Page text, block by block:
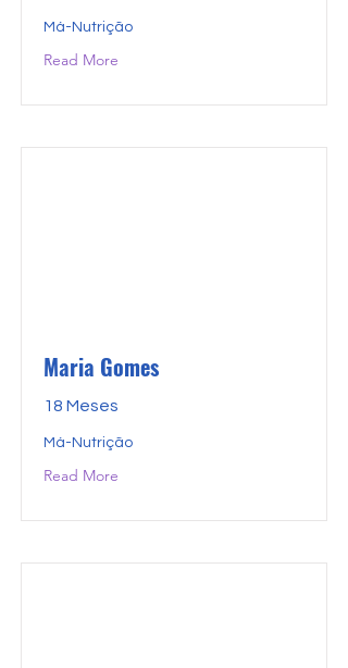
Má-Nutrição
Read More
Maria Gomes
18 Meses
Má-Nutrição
Read More